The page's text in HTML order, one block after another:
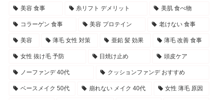
美容 食事 糸リフト デメリット 美肌 食べ物
コラーゲン 食事 美容 プロテイン 老けない 食事
美容 薄毛 女性 対策 亜鉛 髪 効果 薄毛 改善 食事
女性 抜け毛 予防 日焼け止め 頭皮ケア
ノーファンデ 40代 クッションファンデ おすすめ
ベースメイク 50代 崩れない メイク 40代 女性 薄毛 原因